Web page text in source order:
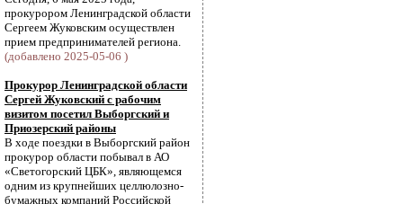
прокурором Ленинградской области
Сергеем Жуковским осуществлен
прием предпринимателей региона.
(добавлено 2025-05-06 )
Прокурор Ленинградской области
Сергей Жуковский с рабочим
визитом посетил Выборгский и
Приозерский районы
В ходе поездки в Выборгский район
прокурор области побывал в АО
«Светогорский ЦБК», являющемся
одним из крупнейших целлюлозно-
бумажных компаний Российской